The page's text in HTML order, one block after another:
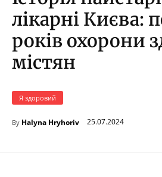
лікарні Києва:
років охорони
містян
Я здоровий
By Halyna Hryhoriv 25.07.2024